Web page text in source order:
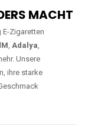
MACHT
E-Zigaretten
Adalya
Unsere
ihre starke